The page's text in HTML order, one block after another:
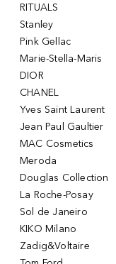
RITUALS
Stanley
Pink Gellac
Marie-Stella-Maris
DIOR
CHANEL
Yves Saint Laurent
Jean Paul Gaultier
MAC Cosmetics
Meroda
Douglas Collection
La Roche-Posay
Sol de Janeiro
KIKO Milano
Zadig&Voltaire